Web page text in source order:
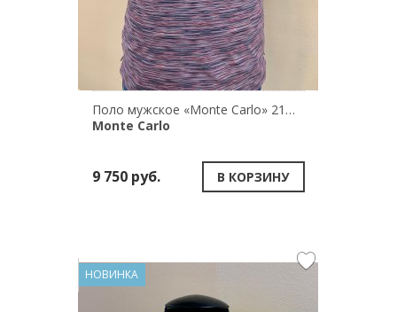
Поло мужское «Monte Carlo» 211/34084/360
Monte Carlo
9 750 руб. В КОРЗИНУ
НОВИНКА